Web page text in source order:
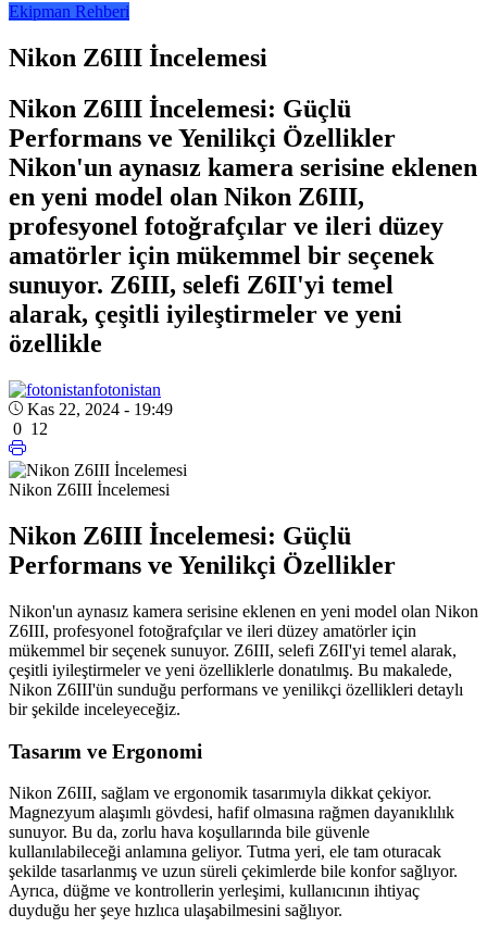
Ekipman Rehberi
Nikon Z6III İncelemesi
Nikon Z6III İncelemesi: Güçlü
Performans ve Yenilikçi Özellikler
Nikon'un aynasız kamera serisine eklenen
en yeni model olan Nikon Z6III,
profesyonel fotoğrafçılar ve ileri düzey
amatörler için mükemmel bir seçenek
sunuyor. Z6III, selefi Z6II'yi temel
alarak, çeşitli iyileştirmeler ve yeni
özellikle
fotonistan
Kas 22, 2024 - 19:49
0 12
Nikon Z6III İncelemesi
Nikon Z6III İncelemesi: Güçlü
Performans ve Yenilikçi Özellikler
Nikon'un aynasız kamera serisine eklenen en yeni model olan Nikon
Z6III, profesyonel fotoğrafçılar ve ileri düzey amatörler için
mükemmel bir seçenek sunuyor. Z6III, selefi Z6II'yi temel alarak,
çeşitli iyileştirmeler ve yeni özelliklerle donatılmış. Bu makalede,
Nikon Z6III'ün sunduğu performans ve yenilikçi özellikleri detaylı
bir şekilde inceleyeceğiz.
Tasarım ve Ergonomi
Nikon Z6III, sağlam ve ergonomik tasarımıyla dikkat çekiyor.
Magnezyum alaşımlı gövdesi, hafif olmasına rağmen dayanıklılık
sunuyor. Bu da, zorlu hava koşullarında bile güvenle
kullanılabileceği anlamına geliyor. Tutma yeri, ele tam oturacak
şekilde tasarlanmış ve uzun süreli çekimlerde bile konfor sağlıyor.
Ayrıca, düğme ve kontrollerin yerleşimi, kullanıcının ihtiyaç
duyduğu her şeye hızlıca ulaşabilmesini sağlıyor.